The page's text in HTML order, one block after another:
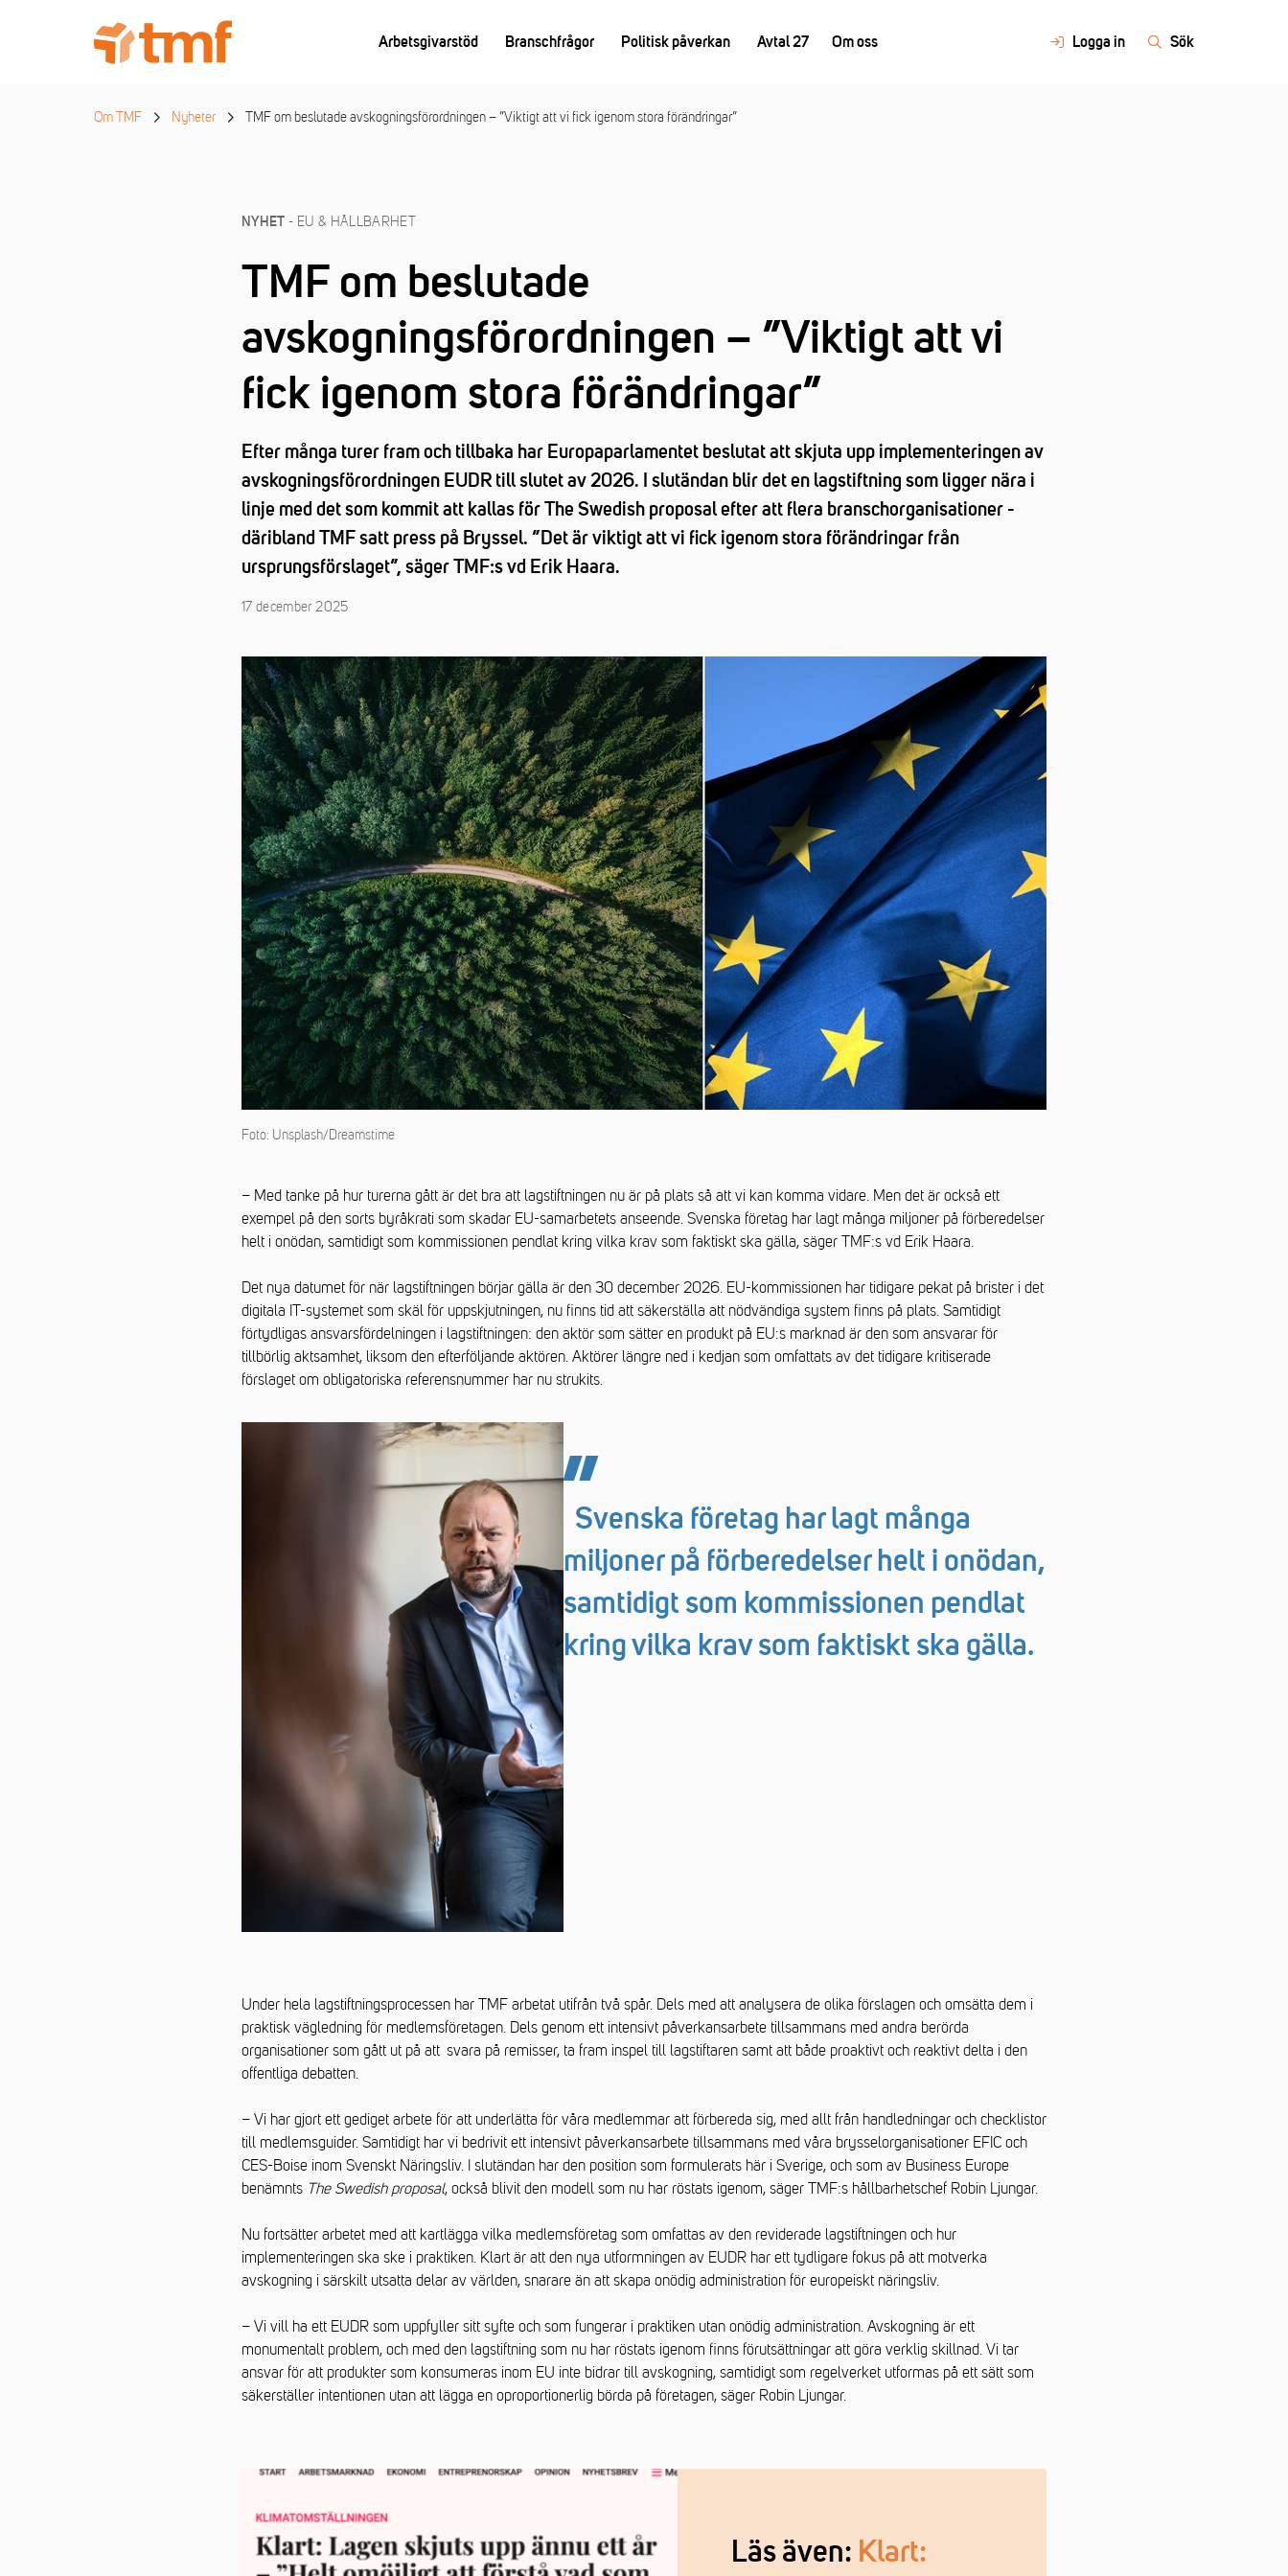
Arbetsgivarstöd Branschfrågor Politisk påverkan Avtal 27 Om oss Logga in Sök
Om TMF Nyheter TMF om beslutade avskogningsförordningen – ”Viktigt att vi fick igenom stora förändringar”
NYHET - EU & HÅLLBARHET
TMF om beslutade
avskogningsförordningen – ”Viktigt att vi
fick igenom stora förändringar”
Efter många turer fram och tillbaka har Europaparlamentet beslutat att skjuta upp implementeringen av
avskogningsförordningen EUDR till slutet av 2026. I slutändan blir det en lagstiftning som ligger nära i
linje med det som kommit att kallas för The Swedish proposal efter att flera branschorganisationer -
däribland TMF satt press på Bryssel. ”Det är viktigt att vi fick igenom stora förändringar från
ursprungsförslaget”, säger TMF:s vd Erik Haara.
17 december 2025
Foto: Unsplash/Dreamstime
– Med tanke på hur turerna gått är det bra att lagstiftningen nu är på plats så att vi kan komma vidare. Men det är också ett
exempel på den sorts byråkrati som skadar EU-samarbetets anseende. Svenska företag har lagt många miljoner på förberedelser
helt i onödan, samtidigt som kommissionen pendlat kring vilka krav som faktiskt ska gälla, säger TMF:s vd Erik Haara.
Det nya datumet för när lagstiftningen börjar gälla är den 30 december 2026. EU-kommissionen har tidigare pekat på brister i det
digitala IT-systemet som skäl för uppskjutningen, nu finns tid att säkerställa att nödvändiga system finns på plats. Samtidigt
förtydligas ansvarsfördelningen i lagstiftningen: den aktör som sätter en produkt på EU:s marknad är den som ansvarar för
tillbörlig aktsamhet, liksom den efterföljande aktören. Aktörer längre ned i kedjan som omfattats av det tidigare kritiserade
förslaget om obligatoriska referensnummer har nu strukits.
Svenska företag har lagt många
miljoner på förberedelser helt i onödan,
samtidigt som kommissionen pendlat
kring vilka krav som faktiskt ska gälla.
Under hela lagstiftningsprocessen har TMF arbetat utifrån två spår. Dels med att analysera de olika förslagen och omsätta dem i
praktisk vägledning för medlemsföretagen. Dels genom ett intensivt påverkansarbete tillsammans med andra berörda
organisationer som gått ut på att svara på remisser, ta fram inspel till lagstiftaren samt att både proaktivt och reaktivt delta i den
offentliga debatten.
– Vi har gjort ett gediget arbete för att underlätta för våra medlemmar att förbereda sig, med allt från handledningar och checklistor
till medlemsguider. Samtidigt har vi bedrivit ett intensivt påverkansarbete tillsammans med våra brysselorganisationer EFIC och
CES-Boise inom Svenskt Näringsliv. I slutändan har den position som formulerats här i Sverige, och som av Business Europe
benämnts The Swedish proposal, också blivit den modell som nu har röstats igenom, säger TMF:s hållbarhetschef Robin Ljungar.
Nu fortsätter arbetet med att kartlägga vilka medlemsföretag som omfattas av den reviderade lagstiftningen och hur
implementeringen ska ske i praktiken. Klart är att den nya utformningen av EUDR har ett tydligare fokus på att motverka
avskogning i särskilt utsatta delar av världen, snarare än att skapa onödig administration för europeiskt näringsliv.
– Vi vill ha ett EUDR som uppfyller sitt syfte och som fungerar i praktiken utan onödig administration. Avskogning är ett
monumentalt problem, och med den lagstiftning som nu har röstats igenom finns förutsättningar att göra verklig skillnad. Vi tar
ansvar för att produkter som konsumeras inom EU inte bidrar till avskogning, samtidigt som regelverket utformas på ett sätt som
säkerställer intentionen utan att lägga en oproportionerlig börda på företagen, säger Robin Ljungar.
Läs även: Klart: